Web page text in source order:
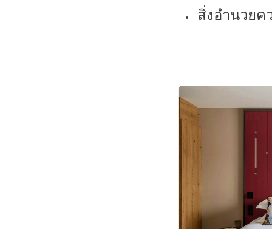
สิ่งอำนวยค